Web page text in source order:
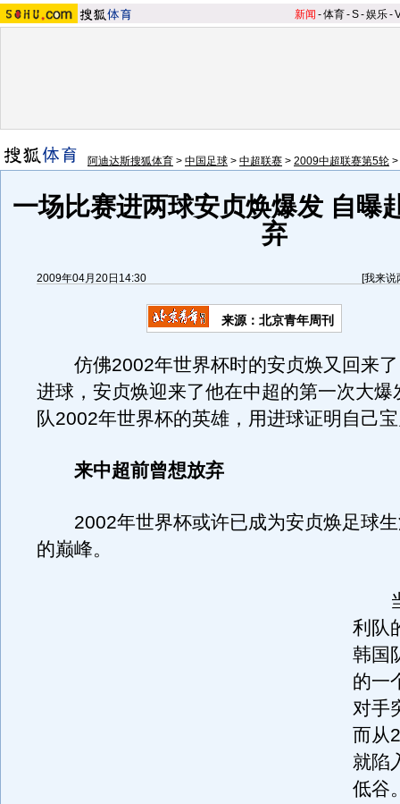
新闻 -体育-S-娱乐-
阿迪达斯搜狐体育 > 中国足球 > 中超联赛 > 2009中超联赛第5轮 >
一场比赛进两球安贞焕爆发 自曝
弃
2009年04月20日14:30 [我来说
来源： 北京青年周刊
仿佛2002年世界杯时的安贞焕又回来了
进球，安贞焕迎来了他在中超的第一次大爆
队2002年世界杯的英雄，用进球证明自己
来中超前曾想放弃
2002年世界杯或许已成为安贞焕足球生
的巅峰。
当
利队
韩国
的一
对手
而从
就陷
低谷